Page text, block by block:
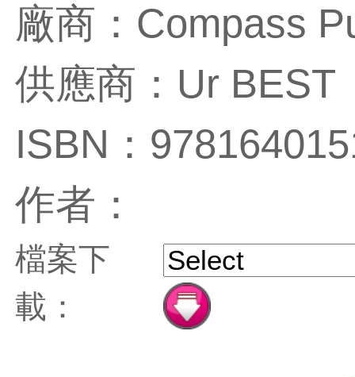
廠商：Compass
供應商：Ur BEST
ISBN：
作者：
檔案下
載：